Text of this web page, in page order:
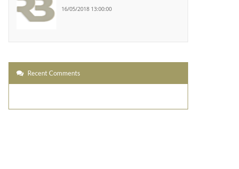
16/05/2018 13:00:00
Recent Comments